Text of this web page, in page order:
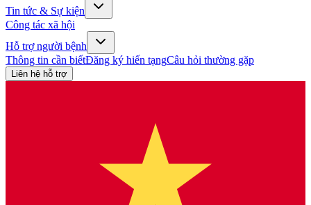
Tin tức & Sự kiện
Công tác xã hội
Hỗ trợ người bệnh
Thông tin cần biếtĐăng ký hiến tạngCâu hỏi thường gặp
Liên hệ hỗ trợ